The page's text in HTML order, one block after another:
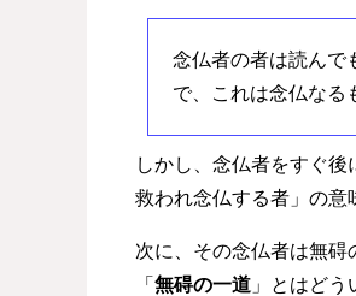
念仏者の者は読んで
で、これは念仏なる
しかし、念仏者をすぐ
救われ念仏する者」の意
次に、その念仏者は無碍
「 無碍の一道 」とはどう